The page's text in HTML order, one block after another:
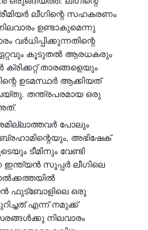
ലീഗിന്റെ സഹകരണം
ഉണ്ടാകുമെന്നു
വർധിപ്പിക്കുന്നതിന്റെ
ഏറ്റവും കൂടുതൽ ആരധകരും
താരങ്ങളെയും
ഉടമസ്ഥർ ആക്കിയത്
തന്ത്രപരമായ ഒരു
പോലും
അഭിഷേക്
ടീമിനും വേണ്ടി
സൂപ്പർ ലീഗിലെ
ഫുട്‍ബോളിലെ ഒരു
എന്ന് നമുക്ക്
നിലവാരം